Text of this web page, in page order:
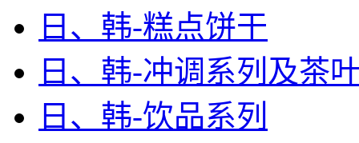
日、韩-糕点饼干
日、韩-冲调系列及茶
日、韩-饮品系列